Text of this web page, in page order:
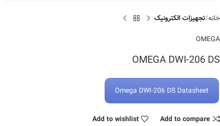
خانه تجهیزات الکترونیک
OMEGA
OMEGA DWI-206 DS
Omega DWI-206 DS Datasheet
Add to compare
Add to wishlist